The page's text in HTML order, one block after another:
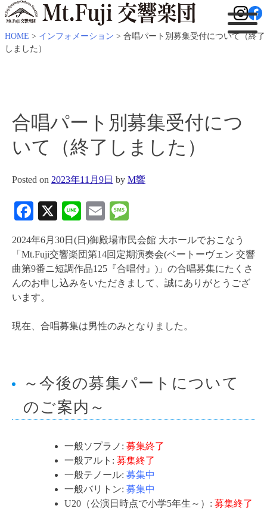
HOME > インフォメーション > 合唱パート別募集受付について（終了
しました）
合唱パート別募集受付につ
いて（終了しました）
Posted on 2023年11月9日 by M響
Facebook
X LineEmail
2024年6月30日(日)御殿場市民会館 大ホールでおこなう
「Mt.Fuji交響楽団第14回定期演奏会(ベートーヴェン 交響
曲第9番ニ短調作品125『合唱付』)」の合唱募集にたくさ
んのお申し込みをいただきまして、誠にありがとうござ
います。
現在、合唱募集は男性のみとなりました。
～今後の募集パートについて
のご案内～
一般ソプラノ: 募集終了
一般アルト: 募集終了
一般テノール: 募集中
一般バリトン: 募集中
U20（公演日時点で小学5年生～）: 募集終了